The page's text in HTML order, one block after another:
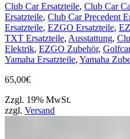
Club Car Ersatzteile, Club Car
Ersatzteile, Club Car Precedent
Ersatzteile, EZGO Ersatzteile,
TXT Ersatzteile, Ausstattung,
Elektrik, EZGO Zubehör,
Yamaha Ersatzteile, Yamaha
65,00€
Zzgl. 19% MwSt.
zzgl. Versand